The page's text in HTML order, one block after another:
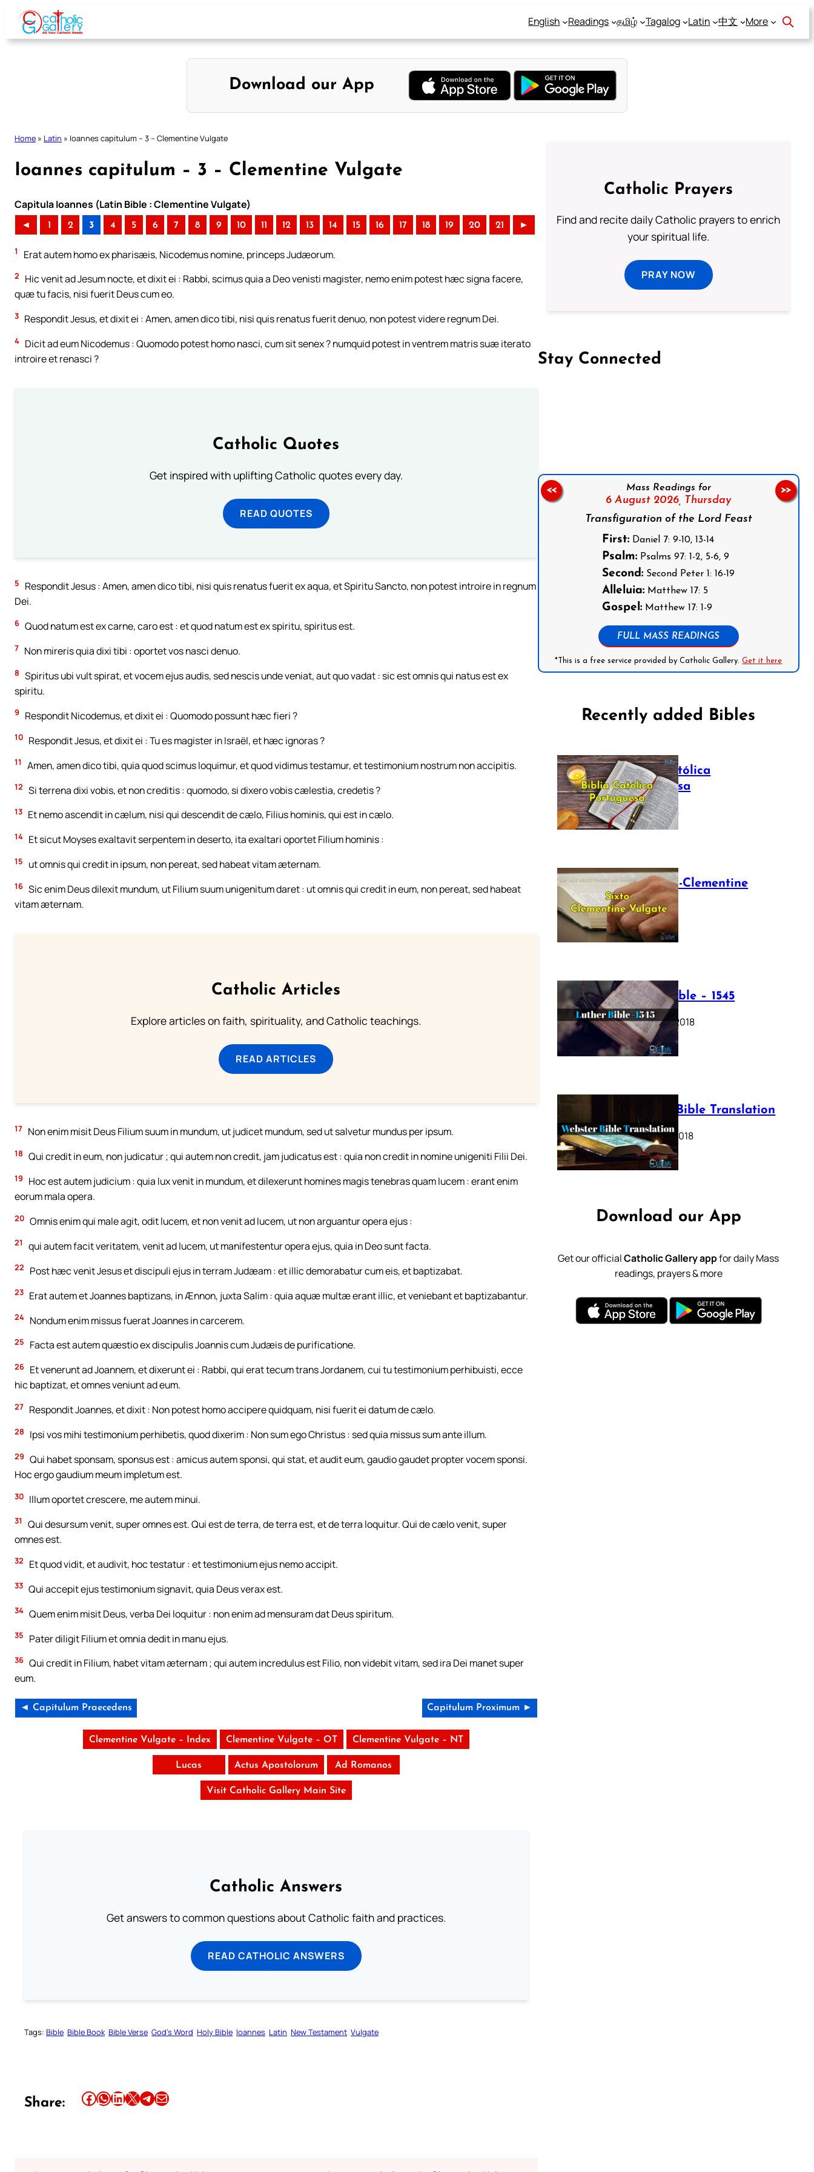
Skip
content
English Readings தமிழ் Tagalog Latin 中文 More
Download our App
Home » Latin » Ioannes capitulum – 3 – Clementine Vulgate
Ioannes capitulum – 3 – Clementine Vulgate
Capitula Ioannes (Latin Bible : Clementine Vulgate)
◄ 1 2 3 4 5 6 7 8 9 10 11 12 13 14 15 16 17 18 19 20 21 ►
1 Erat autem homo ex pharisæis, Nicodemus nomine, princeps Judæorum.
2
Hic venit ad Jesum nocte, et dixit ei : Rabbi, scimus quia a Deo venisti magister, nemo enim potest hæc signa facere,
quæ tu facis, nisi fuerit Deus cum eo.
3 Respondit Jesus, et dixit ei : Amen, amen dico tibi, nisi quis renatus fuerit denuo, non potest videre regnum Dei.
4 Dicit ad eum Nicodemus : Quomodo potest homo nasci, cum sit senex ? numquid potest in ventrem matris suæ iterato
introire et renasci ?
Catholic Quotes
Get inspired with uplifting Catholic quotes every day.
READ QUOTES
5
Respondit Jesus : Amen, amen dico tibi, nisi quis renatus fuerit ex aqua, et Spiritu Sancto, non potest introire in regnum
Dei.
6 Quod natum est ex carne, caro est : et quod natum est ex spiritu, spiritus est.
7 Non mireris quia dixi tibi : oportet vos nasci denuo.
8 Spiritus ubi vult spirat, et vocem ejus audis, sed nescis unde veniat, aut quo vadat : sic est omnis qui natus est ex
spiritu.
9 Respondit Nicodemus, et dixit ei : Quomodo possunt hæc fieri ?
10 Respondit Jesus, et dixit ei : Tu es magister in Israël, et hæc ignoras ?
11 Amen, amen dico tibi, quia quod scimus loquimur, et quod vidimus testamur, et testimonium nostrum non accipitis.
12 Si terrena dixi vobis, et non creditis : quomodo, si dixero vobis cælestia, credetis ?
13 Et nemo ascendit in cælum, nisi qui descendit de cælo, Filius hominis, qui est in cælo.
14 Et sicut Moyses exaltavit serpentem in deserto, ita exaltari oportet Filium hominis :
15 ut omnis qui credit in ipsum, non pereat, sed habeat vitam æternam.
16 Sic enim Deus dilexit mundum, ut Filium suum unigenitum daret : ut omnis qui credit in eum, non pereat, sed habeat
vitam æternam.
Catholic Articles
Explore articles on faith, spirituality, and Catholic teachings.
READ ARTICLES
17 Non enim misit Deus Filium suum in mundum, ut judicet mundum, sed ut salvetur mundus per ipsum.
18 Qui credit in eum, non judicatur ; qui autem non credit, jam judicatus est : quia non credit in nomine unigeniti Filii Dei.
19
Hoc est autem judicium : quia lux venit in mundum, et dilexerunt homines magis tenebras quam lucem : erant enim
eorum mala opera.
20 Omnis enim qui male agit, odit lucem, et non venit ad lucem, ut non arguantur opera ejus :
21 qui autem facit veritatem, venit ad lucem, ut manifestentur opera ejus, quia in Deo sunt facta.
22 Post hæc venit Jesus et discipuli ejus in terram Judæam : et illic demorabatur cum eis, et baptizabat.
23 Erat autem et Joannes baptizans, in Ænnon, juxta Salim : quia aquæ multæ erant illic, et veniebant et baptizabantur.
24 Nondum enim missus fuerat Joannes in carcerem.
25 Facta est autem quæstio ex discipulis Joannis cum Judæis de purificatione.
26 Et venerunt ad Joannem, et dixerunt ei : Rabbi, qui erat tecum trans Jordanem, cui tu testimonium perhibuisti, ecce
hic baptizat, et omnes veniunt ad eum.
27 Respondit Joannes, et dixit : Non potest homo accipere quidquam, nisi fuerit ei datum de cælo.
28 Ipsi vos mihi testimonium perhibetis, quod dixerim : Non sum ego Christus : sed quia missus sum ante illum.
29 Qui habet sponsam, sponsus est : amicus autem sponsi, qui stat, et audit eum, gaudio gaudet propter vocem sponsi.
Hoc ergo gaudium meum impletum est.
30 Illum oportet crescere, me autem minui.
31
Qui desursum venit, super omnes est. Qui est de terra, de terra est, et de terra loquitur. Qui de cælo venit, super
omnes est.
32 Et quod vidit, et audivit, hoc testatur : et testimonium ejus nemo accipit.
33 Qui accepit ejus testimonium signavit, quia Deus verax est.
34 Quem enim misit Deus, verba Dei loquitur : non enim ad mensuram dat Deus spiritum.
35 Pater diligit Filium et omnia dedit in manu ejus.
36 Qui credit in Filium, habet vitam æternam ; qui autem incredulus est Filio, non videbit vitam, sed ira Dei manet super
eum.
◄ Capitulum Praecedens Capitulum Proximum ►
Clementine Vulgate – Index Clementine Vulgate – OT Clementine Vulgate – NT
Lucas Actus Apostolorum Ad Romanos
Visit Catholic Gallery Main Site
Catholic Answers
Get answers to common questions about Catholic faith and practices.
READ CATHOLIC ANSWERS
Tags: Bible Bible Book Bible Verse God’s Word Holy Bible Ioannes Latin New Testament Vulgate
Share: Share this article on Facebook Share this article on WhatsApp Share this article on LinkedIn Share this article on X Share this article on TelegramEmail this Article
Catholic Prayers
Find and recite daily Catholic prayers to enrich
your spiritual life.
PRAY NOW
Stay Connected
Mass Readings for
6 August 2026, Thursday
Transfiguration of the Lord Feast
First: Daniel 7: 9-10, 13-14
Psalm: Psalms 97: 1-2, 5-6, 9
Second: Second Peter 1: 16-19
Alleluia: Matthew 17: 5
Gospel: Matthew 17: 1-9
FULL MASS READINGS
*This is a free service provided by Catholic Gallery.Get it here
<< >>
Recently added Bibles
Bíblia Católica
Portuguesa
July 16, 2025
The Sixto-Clementine
Vulgate
July 12, 2025
Luther Bible – 1545
October 17, 2018
Webster Bible Translation
October 11, 2018
Download our App
Get our officialCatholic Gallery appfor daily Mass
readings, prayers & more